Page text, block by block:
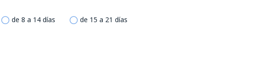
de 8 a 14 días de 15 a 21 días